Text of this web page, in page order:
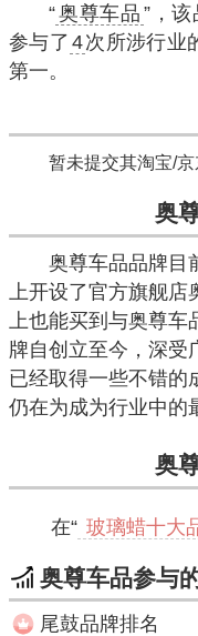
“奥尊车品 ”，
参与了 4次所涉行业
第一。
暂未提交其淘宝/
奥
奥尊车品品牌目
上开设了官方旗舰店
上也能买到与奥尊车
牌自创立至今，深受
已经取得一些不错的
仍在为成为行业中的
奥
在“ 玻璃蜡十大
奥尊车品参与
尾鼓品牌排名